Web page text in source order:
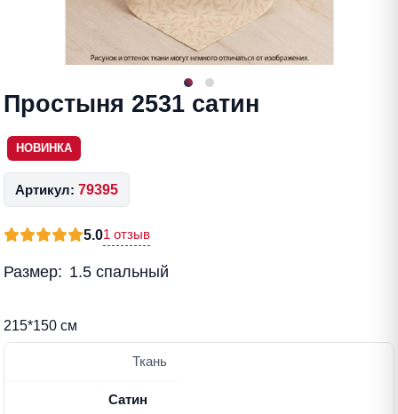
Простыня 2531 сатин
НОВИНКА
Артикул: 79395
5.01 отзыв
Размер: 1.5 спальный
215*150 см
Ткань
Сатин